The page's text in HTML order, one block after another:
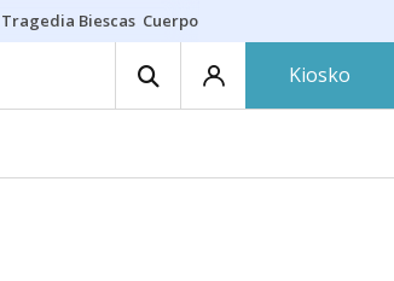
Tragedia Biescas Cuerpo ría
Kiosko